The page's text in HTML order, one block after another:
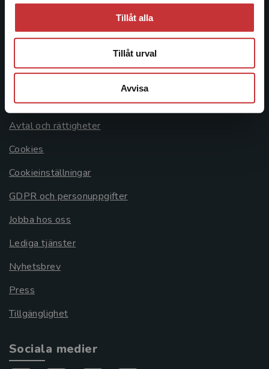
Tillåt alla
Tillåt urval
Avvisa
Systemkrav
Allmänna länkar
Om oss
Avtal och rättigheter
Cookies
Cookieinställningar
GDPR och personuppgifter
Jobba hos oss
Lediga tjänster
Nyhetsbrev
Press
Tillgänglighet
Sociala medier